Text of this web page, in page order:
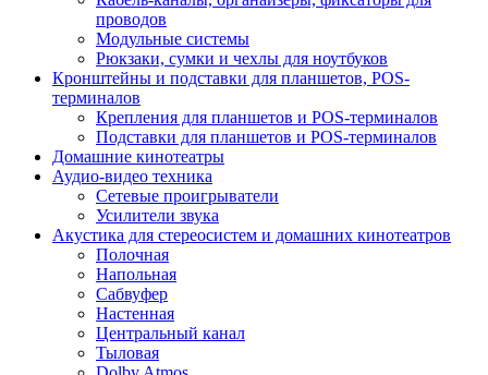
проводов
Модульные системы
Рюкзаки, сумки и чехлы для ноутбуков
Кронштейны и подставки для планшетов, POS-
терминалов
Крепления для планшетов и POS-терминалов
Подставки для планшетов и POS-терминалов
Домашние кинотеатры
Аудио-видео техника
Сетевые проигрыватели
Усилители звука
Акустика для стереосистем и домашних кинотеатров
Полочная
Напольная
Сабвуфер
Настенная
Центральный канал
Тыловая